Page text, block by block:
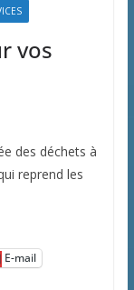
vos
des déchets à
reprend les
E-mail